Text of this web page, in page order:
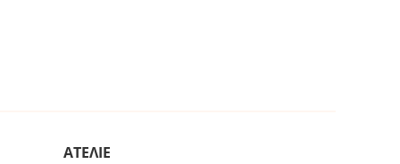
ΑΤΕΛΙΕ